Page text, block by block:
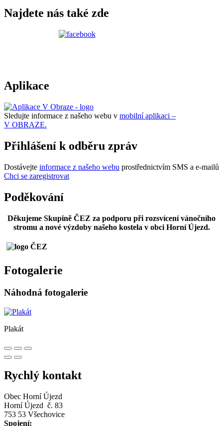
Najdete nás také zde
Aplikace
Sledujte informace z našeho webu v mobilní aplikaci –
V OBRAZE.
Přihlášení k odběru zpráv
Dostávejte informace z našeho webu prostřednictvím SMS a e-mailů
Chci se zaregistrovat
Poděkování
Děkujeme Skupině ČEZ za podporu při rozsvícení vánočního
stromu a nové výzdoby našeho kostela v obci Horní Újezd.
Fotogalerie
Náhodná fotogalerie
Plakát
Rychlý kontakt
Obec Horní Újezd
Horní Újezd č. 83
753 53 Všechovice
Spojení: